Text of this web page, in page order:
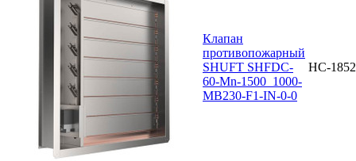
Клапан
противопожарный
SHUFT SHFDC-
60-Mn-1500_1000-
MB230-F1-IN-0-0
НС-